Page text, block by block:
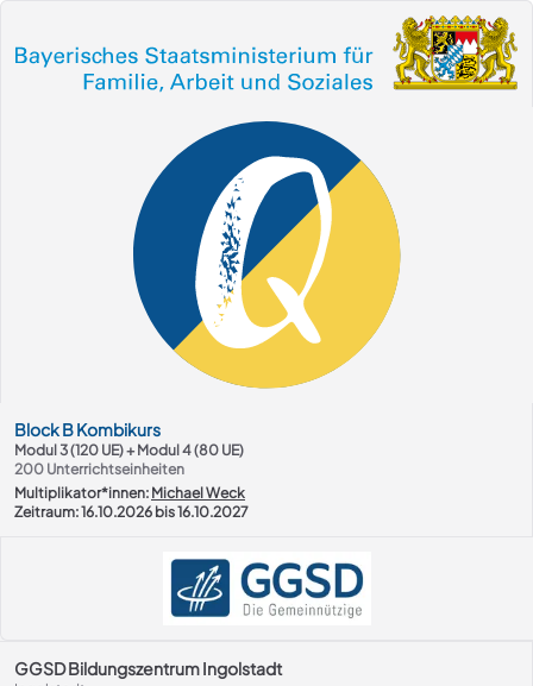
BlockBKombikurs
Modul 3 (120 UE) + Modul 4 (80 UE)
200 Unterrichtseinheiten
Multiplikator*innen: Michael Weck
Zeitraum: 16.10.2026 bis 16.10.2027
GGSD Bildungszentrum Ingolstadt